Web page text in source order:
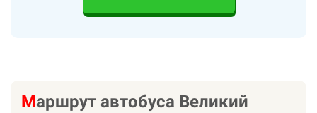
Маршрут автобуса Великий